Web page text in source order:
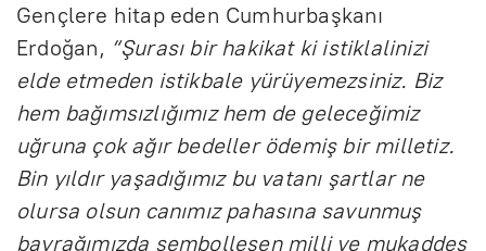
Gençlere hitap eden Cumhurbaşkanı
Erdoğan, “Şurası bir hakikat ki istiklalinizi
elde etmeden istikbale yürüyemezsiniz. Biz
hem bağımsızlığımız hem de geleceğimiz
uğruna çok ağır bedeller ödemiş bir milletiz.
Bin yıldır yaşadığımız bu vatanı şartlar ne
olursa olsun canımız pahasına savunmuş
bayrağımızda sembolleşen milli ve mukaddes